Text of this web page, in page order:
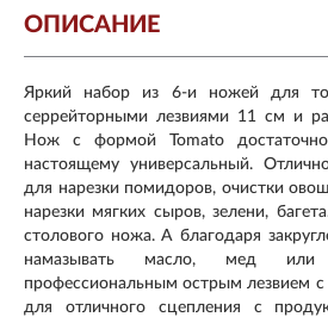
ОПИСАНИЕ
Яркий набор из 6-и ножей для
серрейторными лезвиями 11 см и
Нож с формой Tomato
настоящему универсальный.
для нарезки помидоров, очистки
нарезки мягких сыров, зелени,
столового ножа. А благодаря
намазывать масло, мед или
профессиональным острым лезвием
для отличного сцепления с